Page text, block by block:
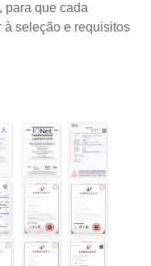
para que cada
à seleção e requisitos